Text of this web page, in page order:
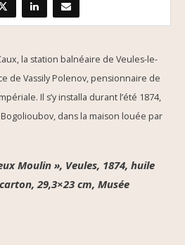
la station balnéaire de Veules-le-
de Vassily Polenov, pensionnaire de
Il s’y installa durant l’été 1874,
dans la maison louée par
Moulin », Veules, 1874, huile
29,3×23 cm, Musée